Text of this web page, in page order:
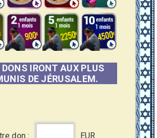
IRONT AUX PLUS
DE JÉRUSALEM.
don : EUR